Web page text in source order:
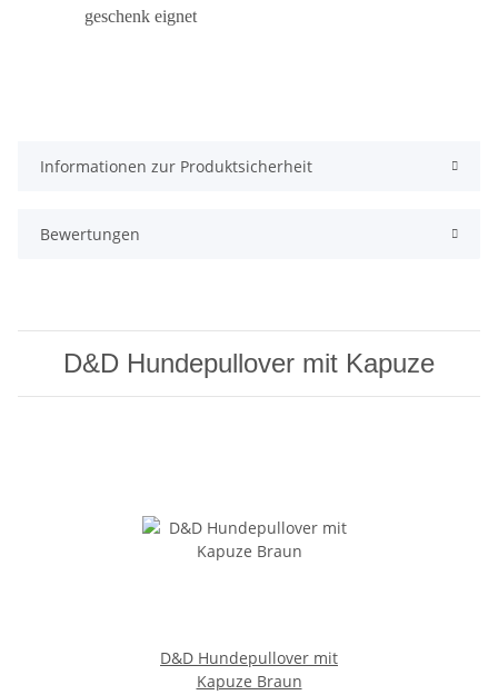
geschenk eignet
Informationen zur Produktsicherheit
Bewertungen
D&D Hundepullover mit Kapuze
D&D Hundepullover mit
Kapuze Braun